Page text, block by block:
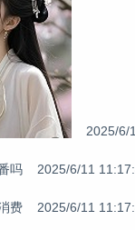
2025/6/
番吗 2025/6/11
消费 2025/6/11